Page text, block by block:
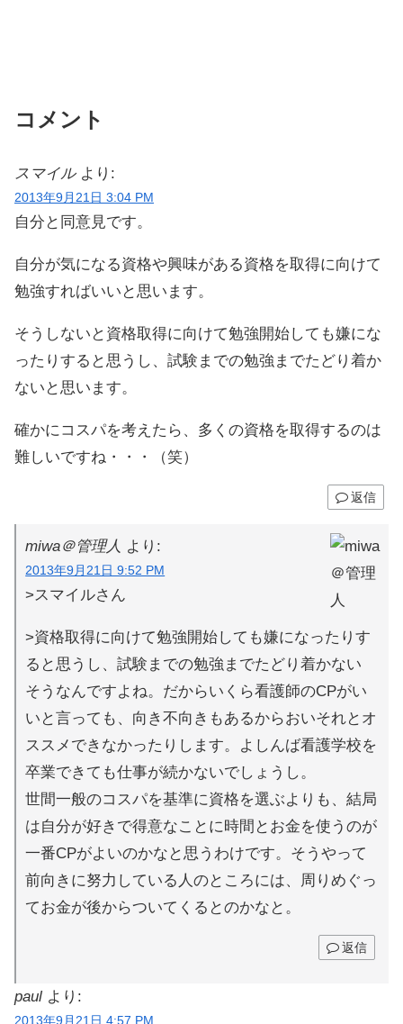
コメント
スマイル より:
2013年9月21日 3:04 PM
自分と同意見です。
自分が気になる資格や興味がある資格を取得に向けて
勉強すればいいと思います。
そうしないと資格取得に向けて勉強開始しても嫌にな
ったりすると思うし、試験までの勉強までたどり着か
ないと思います。
確かにコスパを考えたら、多くの資格を取得するのは
難しいですね・・・（笑）
返信
miwa＠管理人 より:
2013年9月21日 9:52 PM
>スマイルさん
>資格取得に向けて勉強開始しても嫌になったりす
ると思うし、試験までの勉強までたどり着かない
そうなんですよね。だからいくら看護師のCPがい
いと言っても、向き不向きもあるからおいそれとオ
ススメできなかったりします。よしんば看護学校を
卒業できても仕事が続かないでしょうし。
世間一般のコスパを基準に資格を選ぶよりも、結局
は自分が好きで得意なことに時間とお金を使うのが
一番CPがよいのかなと思うわけです。そうやって
前向きに努力している人のところには、周りめぐっ
てお金が後からついてくるとのかなと。
返信
paul より:
2013年9月21日 4:57 PM